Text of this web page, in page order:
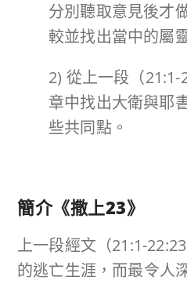
分別聽取意見後才
較並找出當中的屬
2) 從上一段（
章中找出大衛與耶
些共同點。
簡介《撒上23》
上一段經文（21:1-
的逃亡生涯，而最令人